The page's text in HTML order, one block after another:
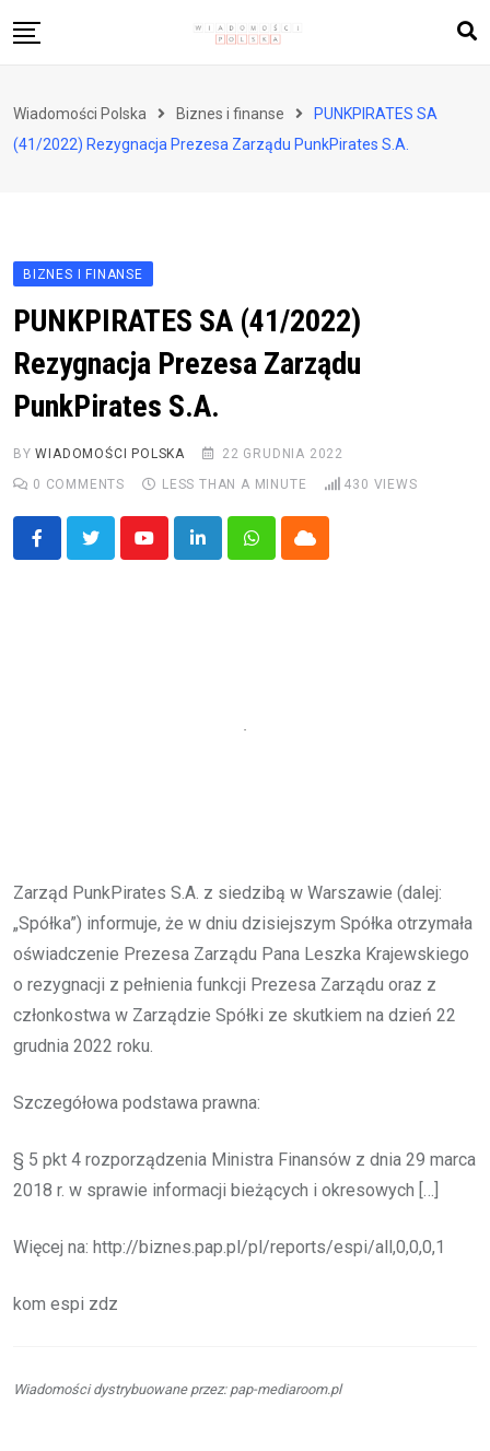
to
Zdrowie i styl życia
Wiadomości Polska Biznes i finanse
PUNKPIRATES SA
(41/2022) Rezygnacja Prezesa Zarządu PunkPirates S.A.
BIZNES I FINANSE
PUNKPIRATES SA (41/2022)
Rezygnacja Prezesa Zarządu
PunkPirates S.A.
BYWIADOMOŚCI POLSKA
22 GRUDNIA 2022
0 COMMENTS LESS THAN A MINUTE 430 VIEWS
YoutubeLinkedInWhatsappCloud
Zarząd PunkPirates S.A. z siedzibą w Warszawie (dalej:
„Spółka”) informuje, że w dniu dzisiejszym Spółka otrzymała
oświadczenie Prezesa Zarządu Pana Leszka Krajewskiego
o rezygnacji z pełnienia funkcji Prezesa Zarządu oraz z
członkostwa w Zarządzie Spółki ze skutkiem na dzień 22
grudnia 2022 roku.
Szczegółowa podstawa prawna:
§ 5 pkt 4 rozporządzenia Ministra Finansów z dnia 29 marca
2018 r. w sprawie informacji bieżących i okresowych […]
Więcej na: http://biznes.pap.pl/pl/reports/espi/all,0,0,0,1
kom espi zdz
Wiadomości dystrybuowane przez: pap-mediaroom.pl